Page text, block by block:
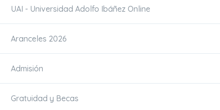
UAI - Universidad Adolfo Ibáñez Online
Aranceles 2026
Admisión
Gratuidad y Becas